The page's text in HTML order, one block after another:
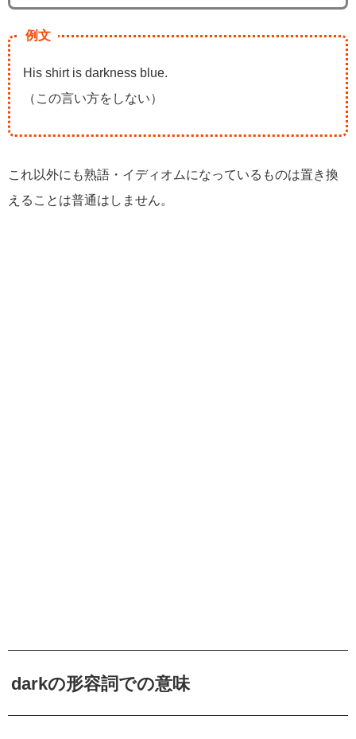
例文
His shirt is darkness blue.
（この言い方をしない）
これ以外にも熟語・イディオムになっているものは置き換
えることは普通はしません。
darkの形容詞での意味